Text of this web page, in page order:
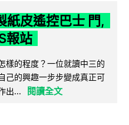
紙皮遙控巴士 門,
報站
樣的程度？一位就讀中三的
己的興趣一步步變成真正可
出...
閱讀全文